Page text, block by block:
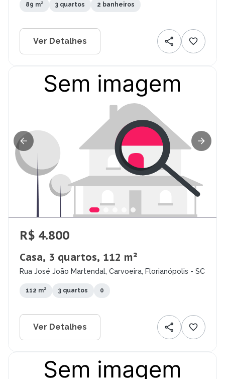
89 m² 3 quartos 2 banheiros
Ver Detalhes
R$ 4.800
Casa, 3 quartos, 112 m²
Rua José João Martendal, Carvoeira, Florianópolis - SC
112 m² 3 quartos 0
Ver Detalhes